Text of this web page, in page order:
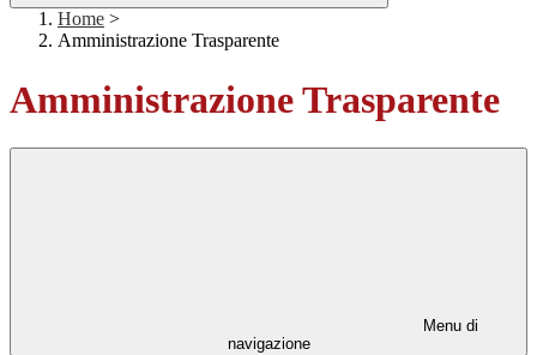
Home >
Amministrazione Trasparente
Amministrazione Trasparente
Menu di
navigazione